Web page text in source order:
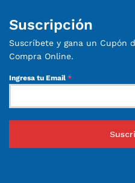
Suscripción
Suscríbete y gana un Cupón
Compra Online.
Ingresa tu Email *